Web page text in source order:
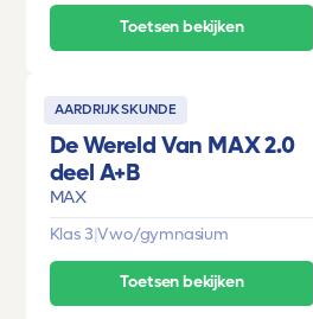
Toetsen bekijken
AARDRIJKSKUNDE
De Wereld Van MAX 2.0
deel A+B
MAX
Klas 3 |Vwo/gymnasium
Toetsen bekijken